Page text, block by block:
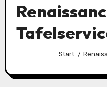
Start